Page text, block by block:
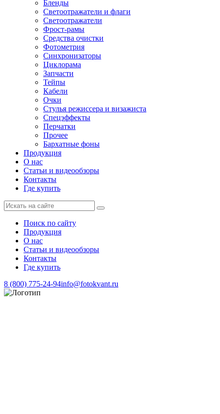
Бленды
Светоотражатели и флаги
Светоотражатели
Фрост-рамы
Средства очистки
Фотометрия
Синхронизаторы
Циклорама
Запчасти
Тейпы
Кабели
Очки
Стулья режиссера и визажиста
Спецэффекты
Перчатки
Прочее
Бархатные фоны
Продукция
О нас
Статьи и видеообзоры
Контакты
Где купить
Поиск по сайту
Продукция
О нас
Статьи и видеообзоры
Контакты
Где купить
8 (800) 775-24-94info@fotokvant.ru